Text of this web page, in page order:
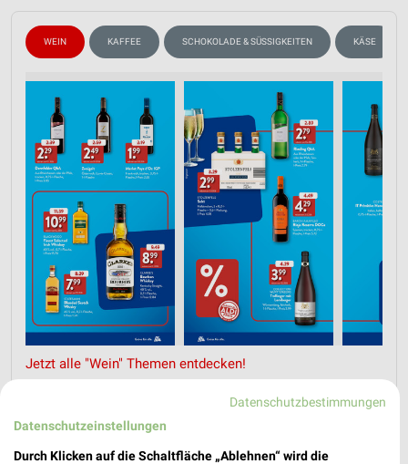
WEIN KAFFEE SCHOKOLADE & SÜSSIGKEITEN KÄSE
Jetzt alle "Wein" Themen entdecken!
Nächste Filiale
Datenschutzbestimmungen
Datenschutzeinstellungen
Durch Klicken auf die Schaltfläche „Ablehnen“ wird die